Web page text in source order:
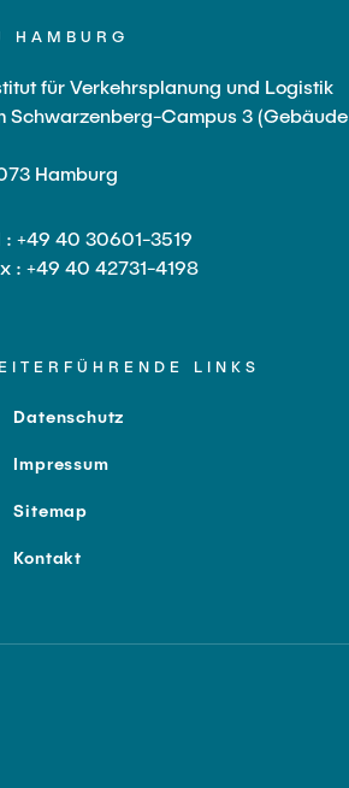
HAMBURG
für Verkehrsplanung und Logistik
Schwarzenberg-Campus 3 (Gebäude
Hamburg
: +49 40 30601-3519
: +49 40 42731-4198
LINKS
Datenschutz
Impressum
Sitemap
Kontakt